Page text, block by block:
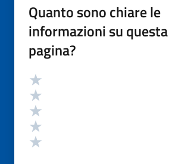
Quanto sono chiare le
informazioni su questa
pagina?
Valutazione